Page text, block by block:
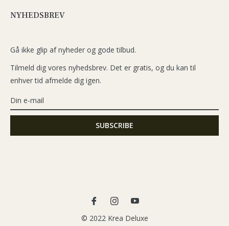
NYHEDSBREV
Gå ikke glip af nyheder og gode tilbud.
Tilmeld dig vores nyhedsbrev. Det er gratis, og du kan til
enhver tid afmelde dig igen.
Ins
You
© 2022 Krea Deluxe